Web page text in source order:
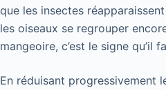
que les insectes
les oiseaux se regrouper
mangeoire, c’est le signe qu’il
En réduisant progressivement